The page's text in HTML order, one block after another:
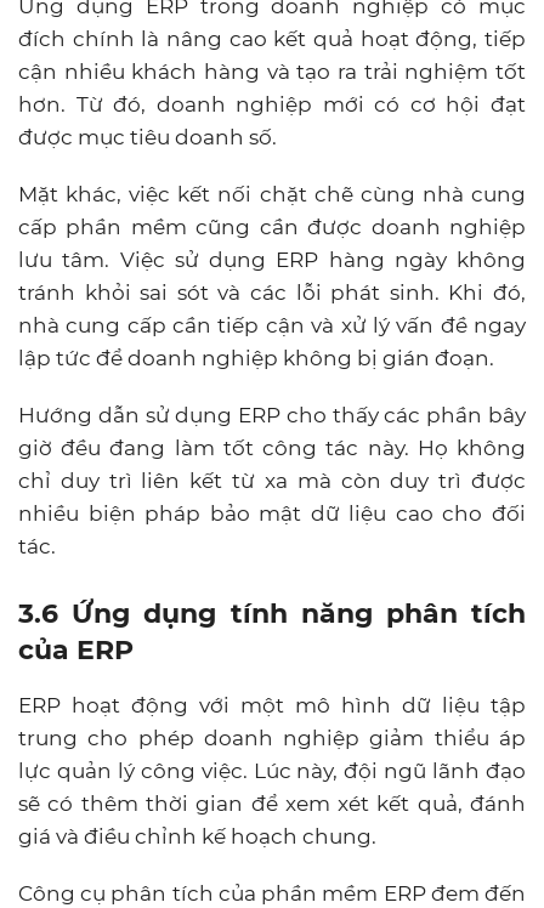
Ứng dụng ERP trong doanh nghiệp có mục
đích chính là nâng cao kết quả hoạt động, tiếp
cận nhiều khách hàng và tạo ra trải nghiệm tốt
hơn. Từ đó, doanh nghiệp mới có cơ hội đạt
được mục tiêu doanh số.
Mặt khác, việc kết nối chặt chẽ cùng nhà cung
cấp phần mềm cũng cần được doanh nghiệp
lưu tâm. Việc sử dụng ERP hàng ngày không
tránh khỏi sai sót và các lỗi phát sinh. Khi đó,
nhà cung cấp cần tiếp cận và xử lý vấn đề ngay
lập tức để doanh nghiệp không bị gián đoạn.
Hướng dẫn sử dụng ERP cho thấy các phần bây
giờ đều đang làm tốt công tác này. Họ không
chỉ duy trì liên kết từ xa mà còn duy trì được
nhiều biện pháp bảo mật dữ liệu cao cho đối
tác.
3.6 Ứng dụng tính năng phân tích
của ERP
ERP hoạt động với một mô hình dữ liệu tập
trung cho phép doanh nghiệp giảm thiểu áp
lực quản lý công việc. Lúc này, đội ngũ lãnh đạo
sẽ có thêm thời gian để xem xét kết quả, đánh
giá và điều chỉnh kế hoạch chung.
Công cụ phân tích của phần mềm ERP đem đến